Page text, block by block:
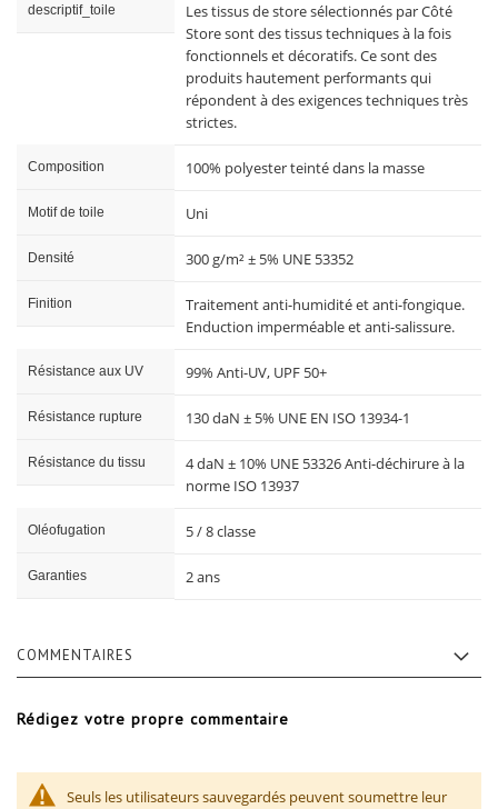
descriptif_toile
Les tissus de store sélectionnés par Côté
Store sont des tissus techniques à la fois
fonctionnels et décoratifs. Ce sont des
produits hautement performants qui
répondent à des exigences techniques très
strictes.
Composition 100% polyester teinté dans la masse
Motif de toile Uni
Densité 300 g/m² ± 5% UNE 53352
Finition
Traitement anti-humidité et anti-fongique.
Enduction imperméable et anti-salissure.
Résistance aux UV 99% Anti-UV, UPF 50+
Résistance rupture 130 daN ± 5% UNE EN ISO 13934-1
Résistance du tissu
4 daN ± 10% UNE 53326 Anti-déchirure à la
norme ISO 13937
Oléofugation 5 / 8 classe
Garanties 2 ans
COMMENTAIRES
Rédigez votre propre commentaire
Seuls les utilisateurs sauvegardés peuvent soumettre leur